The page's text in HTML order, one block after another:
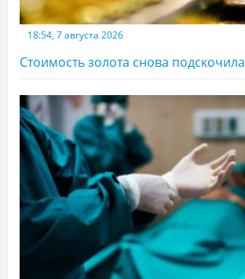
18:54, 7 августа 2026
Стоимость золота снова подскочила